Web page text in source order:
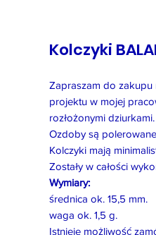
Kolczyki
Zapraszam do zakupu
projektu w mojej
rozłożonymi dziurkami.
Ozdoby są
Kolczyki mają
Zostały w całości
Wymiary:
średnica ok. 15,5 mm.
waga ok. 1,5 g.
Istnieje możliwość